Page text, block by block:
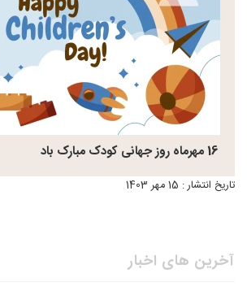
16 مهرماه روز جهانی کودک مبارک باد
تاریخ انتشار : 15 مهر 1403
آخرین های اخبار